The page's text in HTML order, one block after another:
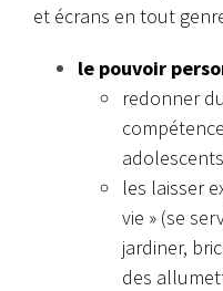
et écrans en tout
le pouvoir
redonner
les laisser
vie » (se
jardiner,
des